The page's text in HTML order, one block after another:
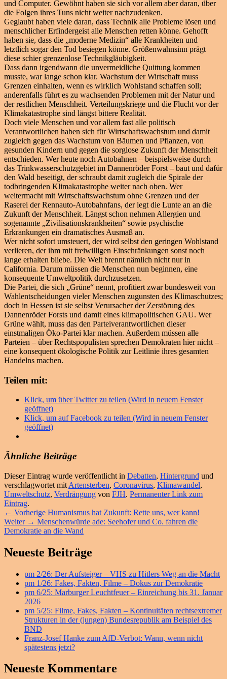
und Computer. Gewöhnt haben sie sich vor allem aber daran, über
die Folgen ihres Tuns nicht weiter nachzudenken.
Geglaubt haben viele daran, dass Technik alle Probleme lösen und
menschlicher Erfindergeist alle Menschen retten könne. Gehofft
haben sie, dass die „moderne Medizin“ alle Krankheiten und
letztlich sogar den Tod besiegen könne. Größenwahnsinn prägt
diese schier grenzenlose Technikgläubigkeit.
Dass dann irgendwann die unvermeidliche Quittung kommen
musste, war lange schon klar. Wachstum der Wirtschaft muss
Grenzen einhalten, wenn es wirklich Wohlstand schaffen soll;
anderenfalls führt es zu wachsenden Problemen mit der Natur und
der restlichen Menschheit. Verteilungskriege und die Flucht vor der
Klimakatastrophe sind längst bittere Realität.
Doch viele Menschen und vor allem fast alle politisch
Verantwortlichen haben sich für Wirtschaftswachstum und damit
zugleich gegen das Wachstum von Bäumen und Pflanzen, von
gesunden Kindern und gegen die sorglose Zukunft der Menschheit
entschieden. Wer heute noch Autobahnen – beispielsweise durch
das Trinkwasserschutzgebiet im Dannenröder Forst – baut und dafür
den Wald beseitigt, der schraubt damit zugleich die Spirale der
todbringenden Klimakatastrophe weiter nach oben. Wer
weitermacht mit Wirtschaftswachstum ohne Grenzen und der
Raserei der Rennauto-Autobahnfans, der legt die Lunte an an die
Zukunft der Menschheit. Längst schon nehmen Allergien und
sogenannte „Zivilisationskrankheiten“ sowie psychische
Erkrankungen ein dramatisches Ausmaß an.
Wer nicht sofort umsteuert, der wird selbst den geringen Wohlstand
verlieren, der ihm mit freiwilligen Einschränkungen sonst noch
lange erhalten bliebe. Die Welt brennt nämlich nicht nur in
California. Darum müssen die Menschen nun beginnen, eine
konsequente Umweltpolitik durchzusetzen.
Die Partei, die sich „Grüne“ nennt, profitiert zwar bundesweit von
Wahlentscheidungen vieler Menschen zugunsten des Klimaschutzes;
doch in Hessen ist sie selbst Verursacher der Zerstörung des
Dannenröder Forsts und damit eines klimapolitischen GAU. Wer
Grüne wählt, muss das den Parteiverantwortlichen dieser
einstmaligen Öko-Partei klar machen. Außerdem müssen alle
Parteien – über Rechtspopulisten sprechen Demokraten hier nicht –
eine konsequent ökologische Politik zur Leitlinie ihres gesamten
Handelns machen.
Teilen mit:
Klick, um über Twitter zu teilen (Wird in neuem Fenster
geöffnet)
Klick, um auf Facebook zu teilen (Wird in neuem Fenster
geöffnet)
Ähnliche Beiträge
Dieser Eintrag wurde veröffentlicht in Debatten, Hintergrund und
verschlagwortet mit Artensterben, Coronavirus, Klimawandel,
Umweltschutz, Verdrängung von FJH. Permanenter Link zum
Eintrag.
Beitragsnavigation
← Vorherige Vorheriger
Beitrag:
Humanismus hat Zukunft: Rette uns, wer kann!
Weiter → Nächster
Beitrag:
Menschenwürde ade: Seehofer und Co. fahren die
Demokratie an die Wand
Primärer
Widget-
Bereich
Neueste Beiträge
pm 2/26: Der Aufsteiger – VHS zu Hitlers Weg an die Macht
pm 1/26: Fakes, Fakten, Filme – Dokus zur Demokratie
pm 6/25: Marburger Leuchtfeuer – Einreichung bis 31. Januar
2026
pm 5/25: Filme, Fakes, Fakten – Kontinuitäten rechtsextremer
Strukturen in der (jungen) Bundesrepublik am Beispiel des
BND
Franz-Josef Hanke zum AfD-Verbot: Wann, wenn nicht
spätestens jetzt?
Neueste Kommentare